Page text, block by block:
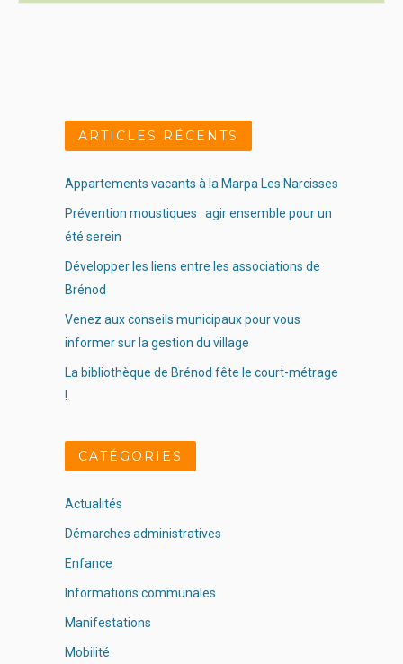
ARTICLES RÉCENTS
Appartements vacants à la Marpa Les Narcisses
Prévention moustiques : agir ensemble pour un
été serein
Développer les liens entre les associations de
Brénod
Venez aux conseils municipaux pour vous
informer sur la gestion du village
La bibliothèque de Brénod fête le court-métrage
!
CATÉGORIES
Actualités
Démarches administratives
Enfance
Informations communales
Manifestations
Mobilité